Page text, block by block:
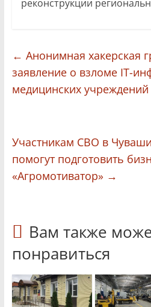
реконструкции
← Анонимная хакерская
заявление о взломе IT-
медицинских
Участникам СВО в
помогут подготовить
«Агромотиватор» →
Вам также
понравиться